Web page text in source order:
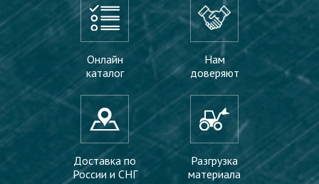
Онлайн
каталог
Нам
доверяют
Доставка по
России и СНГ
Разгрузка
материала